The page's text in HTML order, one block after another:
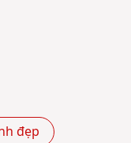
đẹp